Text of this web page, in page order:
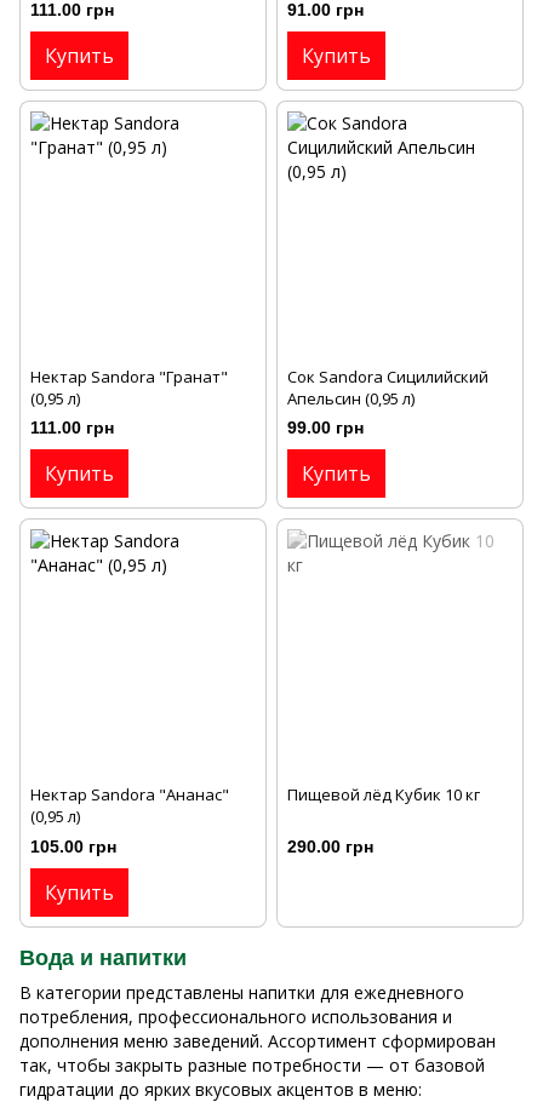
111.00 грн
Купить
91.00 грн
Купить
Нектар Sandora "Гранат"
(0,95 л)
111.00 грн
Купить
Сок Sandora Сицилийский
Апельсин (0,95 л)
99.00 грн
Купить
Нектар Sandora "Ананас"
(0,95 л)
105.00 грн
Купить
Пищевой лёд Кубик 10 кг
290.00 грн
Вода и напитки
В категории представлены напитки для ежедневного
потребления, профессионального использования и
дополнения меню заведений. Ассортимент сформирован
так, чтобы закрыть разные потребности — от базовой
гидратации до ярких вкусовых акцентов в меню: